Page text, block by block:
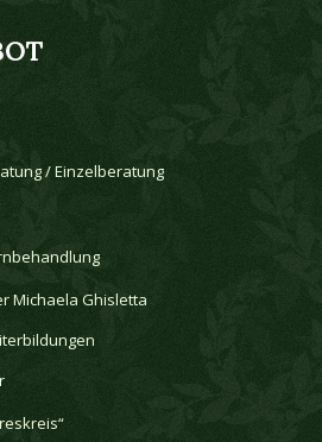
/ Einzelberatung
Michaela Ghisletta